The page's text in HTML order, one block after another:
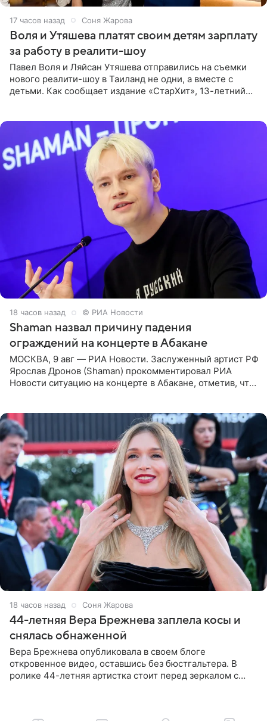
17 часов назад Соня Жарова
Воля и Утяшева платят своим детям зарплату
за работу в реалити-шоу
Павел Воля и Ляйсан Утяшева отправились на съемки
нового реалити-шоу в Таиланд не одни, а вместе с
детьми. Как сообщает издание «СтарХит», 13-летний
18 часов назад © РИА Новости
Shaman назвал причину падения
ограждений на концерте в Абакане
МОСКВА, 9 авг — РИА Новости. Заслуженный артист РФ
Ярослав Дронов (Shaman) прокомментировал РИА
Новости ситуацию на концерте в Абакане, отметив, что
18 часов назад Соня Жарова
44-летняя Вера Брежнева заплела косы и
снялась обнаженной
Вера Брежнева опубликовала в своем блоге
откровенное видео, оставшись без бюстгальтера. В
ролике 44-летняя артистка стоит перед зеркалом с